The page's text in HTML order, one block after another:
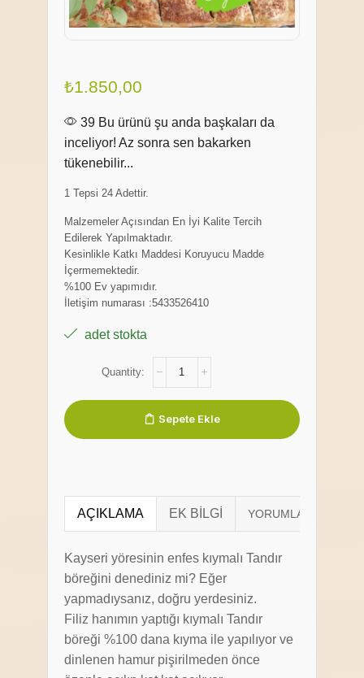
₺1.850,00
39 Bu ürünü şu anda başkaları da
inceliyor! Az sonra sen bakarken
tükenebilir...
1 Tepsi 24 Adettir.
Malzemeler Açısından En İyi Kalite Tercih
Edilerek Yapılmaktadır.
Kesinlikle Katkı Maddesi Koruyucu Madde
İçermemektedir.
%100 Ev yapımıdır.
İletişim numarası :5433526410
adet stokta
Sepete Ekle
AÇIKLAMA EK BILGI
Kayseri yöresinin enfes kıymalı Tandır
böreğini denediniz mi? Eğer
yapmadıysanız, doğru yerdesiniz.
Filiz hanımın yaptığı kıymalı Tandır
böreği %100 dana kıyma ile yapılıyor ve
dinlenen hamur pişirilmeden önce